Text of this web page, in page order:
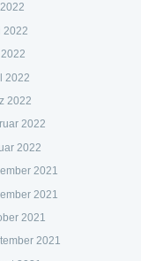
2022
2022
2022
2022
2022
2021
2021
2021
2021